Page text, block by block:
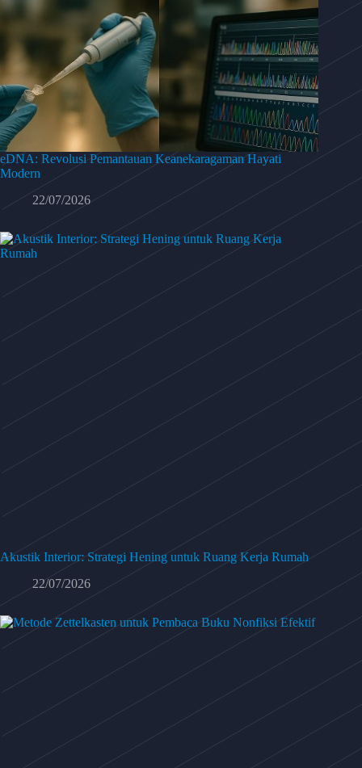
eDNA: Revolusi Pemantauan Keanekaragaman Hayati
Modern
22/07/2026
Akustik Interior: Strategi Hening untuk Ruang Kerja Rumah
22/07/2026